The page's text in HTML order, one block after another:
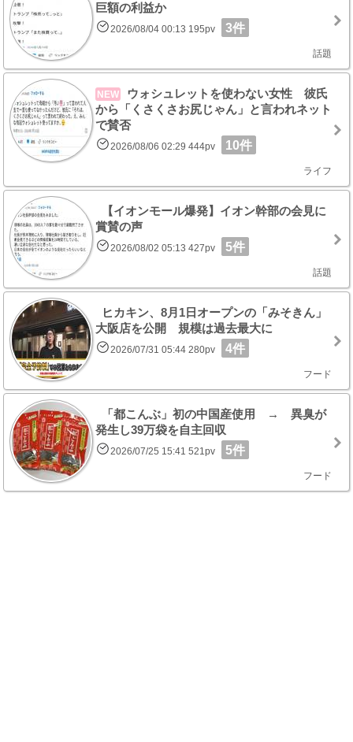
巨額の利益か
2026/08/04 00:13 195pv 3件
話題
NEW
ウォシュレットを使わない女性 彼氏
から「くさくさお尻じゃん」と言われネット
で賛否
2026/08/06 02:29 444pv 10件
ライフ
【イオンモール爆発】イオン幹部の会見に
賞賛の声
2026/08/02 05:13 427pv 5件
話題
ヒカキン、8月1日オープンの「みそきん」
大阪店を公開 規模は過去最大に
2026/07/31 05:44 280pv 4件
フード
「都こんぶ」初の中国産使用 → 異臭が
発生し39万袋を自主回収
2026/07/25 15:41 521pv 5件
フード